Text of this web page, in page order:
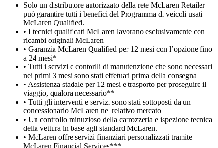
Solo un distributore autorizzato della rete McLaren Retailer
può garantire tutti i benefici del Programma di veicoli usati
McLaren Qualified.
• I tecnici qualificati McLaren lavorano esclusivamente con
ricambi originali McLaren
• Garanzia McLaren Qualified per 12 mesi con l’opzione fino
a 24 mesi*
• Tutti i servizi e contorlli di manutenzione che sono necessari
nei primi 3 mesi sono stati effetuati prima della consegna
• Assistenza stadale per 12 mesi e trasporto per proseguire il
viaggio, qualora necessario**
• Tutti gli interventi e servizi sono stati sottoposti da un
concessionario McLaren nel relativo mercato
• Un controllo minuzioso della carrozzeria e ispezione tecnica
della vettura in base agli standard McLaren.
• McLaren offre servizi finanziari personalizzati tramite
McLaren Financial Services***